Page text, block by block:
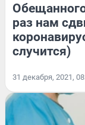
раз нам
случится)
31 декабря, 2021,